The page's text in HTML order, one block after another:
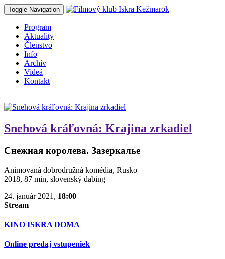
Toggle Navigation
Program
Aktuality
Členstvo
Info
Archív
Videá
Kontakt
Snehová kráľovná: Krajina zrkadiel
Снежная королева. Зазеркалье
Animovaná dobrodružná komédia, Rusko
2018, 87 min, slovenský dabing
24. január 2021, 18:00
Stream
KINO ISKRA DOMA
Online predaj vstupeniek